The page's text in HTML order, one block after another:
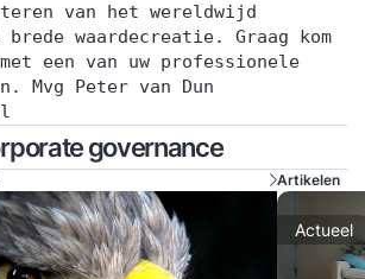
van het wereldwijd
waardecreatie. Graag kom
een van uw professionele
Mvg Peter van Dun
governance
Artikelen
Actueel